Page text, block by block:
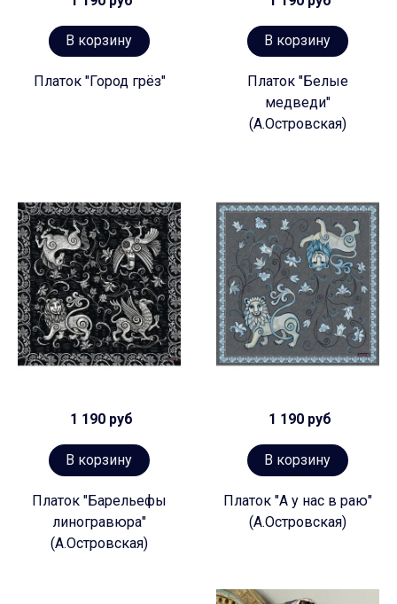
В корзину
Платок "Город грёз"
В корзину
Платок "Белые
медведи"
(А.Островская)
1 190 руб
В корзину
Платок "Барельефы
линогравюра"
(А.Островская)
1 190 руб
В корзину
Платок "А у нас в раю"
(А.Островская)